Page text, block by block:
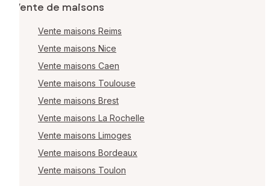
Vente de maisons
Vente maisons Reims
Vente maisons Nice
Vente maisons Caen
Vente maisons Toulouse
Vente maisons Brest
Vente maisons La Rochelle
Vente maisons Limoges
Vente maisons Bordeaux
Vente maisons Toulon